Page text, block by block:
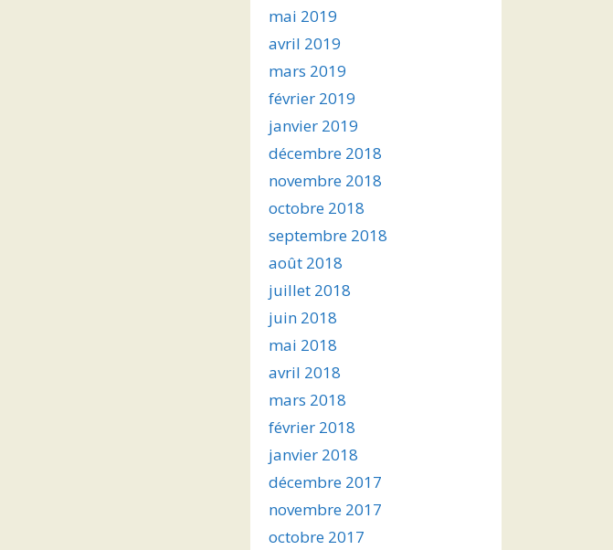
mai 2019
avril 2019
mars 2019
février 2019
janvier 2019
décembre 2018
novembre 2018
octobre 2018
septembre 2018
août 2018
juillet 2018
juin 2018
mai 2018
avril 2018
mars 2018
février 2018
janvier 2018
décembre 2017
novembre 2017
octobre 2017